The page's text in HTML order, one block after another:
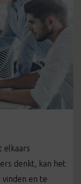
elkaars
denkt, kan het
vinden en te